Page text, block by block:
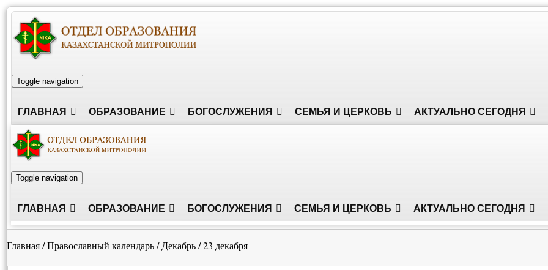
Toggle navigation
ГЛАВНАЯ ОБРАЗОВАНИЕ БОГОСЛУЖЕНИЯ СЕМЬЯ И ЦЕРКОВЬ АКТУАЛЬНО СЕГОДНЯ
Toggle navigation
ГЛАВНАЯ ОБРАЗОВАНИЕ БОГОСЛУЖЕНИЯ СЕМЬЯ И ЦЕРКОВЬ АКТУАЛЬНО СЕГОДНЯ
Главная/Православный календарь/ Декабрь/23 декабря